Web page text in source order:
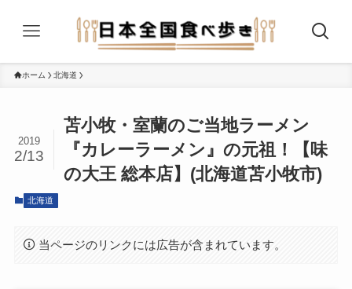
ホーム 北海道
苫小牧・室蘭のご当地ラーメン
『カレーラーメン』の元祖！【味
の大王 総本店】(北海道苫小牧市)
2019
2/13
北海道
当ページのリンクには広告が含まれています。